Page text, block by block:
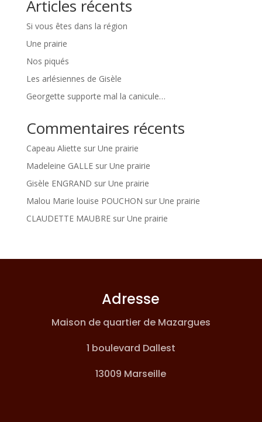
Articles récents
Si vous êtes dans la région
Une prairie
Nos piqués
Les arlésiennes de Gisèle
Georgette supporte mal la canicule…
Commentaires récents
Capeau Aliette sur Une prairie
Madeleine GALLEsur Une prairie
Gisèle ENGRAND sur Une prairie
Malou Marie louise POUCHON sur Une prairie
CLAUDETTE MAUBREsur Une prairie
Adresse
Maison de quartier de Mazargues
1 boulevard Dallest
13009 Marseille